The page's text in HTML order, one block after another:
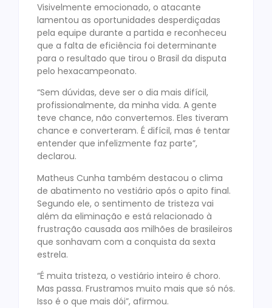
Visivelmente emocionado, o atacante
lamentou as oportunidades desperdiçadas
pela equipe durante a partida e reconheceu
que a falta de eficiência foi determinante
para o resultado que tirou o Brasil da disputa
pelo hexacampeonato.
“Sem dúvidas, deve ser o dia mais difícil,
profissionalmente, da minha vida. A gente
teve chance, não convertemos. Eles tiveram
chance e converteram. É difícil, mas é tentar
entender que infelizmente faz parte”,
declarou.
Matheus Cunha também destacou o clima
de abatimento no vestiário após o apito final.
Segundo ele, o sentimento de tristeza vai
além da eliminação e está relacionado à
frustração causada aos milhões de brasileiros
que sonhavam com a conquista da sexta
estrela.
“É muita tristeza, o vestiário inteiro é choro.
Mas passa. Frustramos muito mais que só nós.
Isso é o que mais dói”, afirmou.